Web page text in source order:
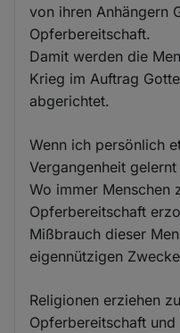
von ihren Anhängern
Opferbereitschaft.
Damit werden die
Krieg im Auftrag
abgerichtet.
Wenn ich persönlich
Vergangenheit
Wo immer Menschen
Opferbereitschaft
Mißbrauch dieser
eigennützigen
Religionen erziehen
Opferbereitschaft